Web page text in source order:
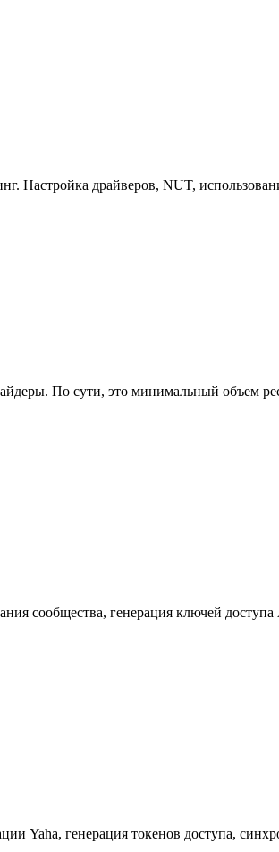
Настройка драйверов, NUT,
По сути, это минимальный объем
сообщества, генерация ключей доступа
Yaha, генерация токенов доступа,